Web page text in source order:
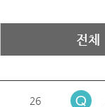
전체
26